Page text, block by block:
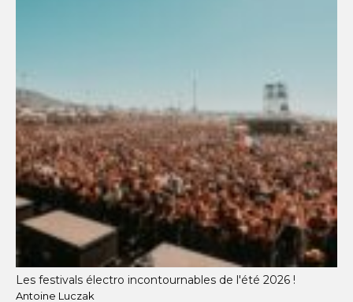
Les festivals électro incontournables de l'été 2026 !
Antoine Luczak